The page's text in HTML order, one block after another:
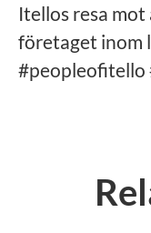
Itellos resa
företaget inom
#peopleofitello
Pluggar
att du vill
Är du